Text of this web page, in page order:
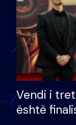
Vendi i
është